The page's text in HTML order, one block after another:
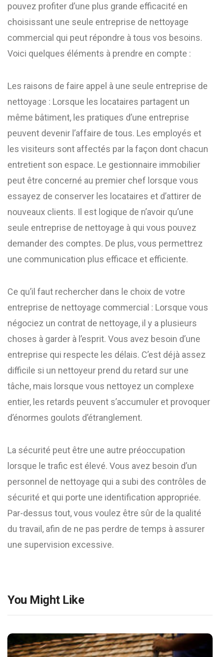
pouvez profiter d’une plus grande efficacité en
choisissant une seule entreprise de nettoyage
commercial qui peut répondre à tous vos besoins.
Voici quelques éléments à prendre en compte :
Les raisons de faire appel à une seule entreprise de
nettoyage : Lorsque les locataires partagent un
même bâtiment, les pratiques d’une entreprise
peuvent devenir l’affaire de tous. Les employés et
les visiteurs sont affectés par la façon dont chacun
entretient son espace. Le gestionnaire immobilier
peut être concerné au premier chef lorsque vous
essayez de conserver les locataires et d’attirer de
nouveaux clients. Il est logique de n’avoir qu’une
seule entreprise de nettoyage à qui vous pouvez
demander des comptes. De plus, vous permettrez
une communication plus efficace et efficiente.
Ce qu’il faut rechercher dans le choix de votre
entreprise de nettoyage commercial : Lorsque vous
négociez un contrat de nettoyage, il y a plusieurs
choses à garder à l’esprit. Vous avez besoin d’une
entreprise qui respecte les délais. C’est déjà assez
difficile si un nettoyeur prend du retard sur une
tâche, mais lorsque vous nettoyez un complexe
entier, les retards peuvent s’accumuler et provoquer
d’énormes goulots d’étranglement.
La sécurité peut être une autre préoccupation
lorsque le trafic est élevé. Vous avez besoin d’un
personnel de nettoyage qui a subi des contrôles de
sécurité et qui porte une identification appropriée.
Par-dessus tout, vous voulez être sûr de la qualité
du travail, afin de ne pas perdre de temps à assurer
une supervision excessive.
You Might Like